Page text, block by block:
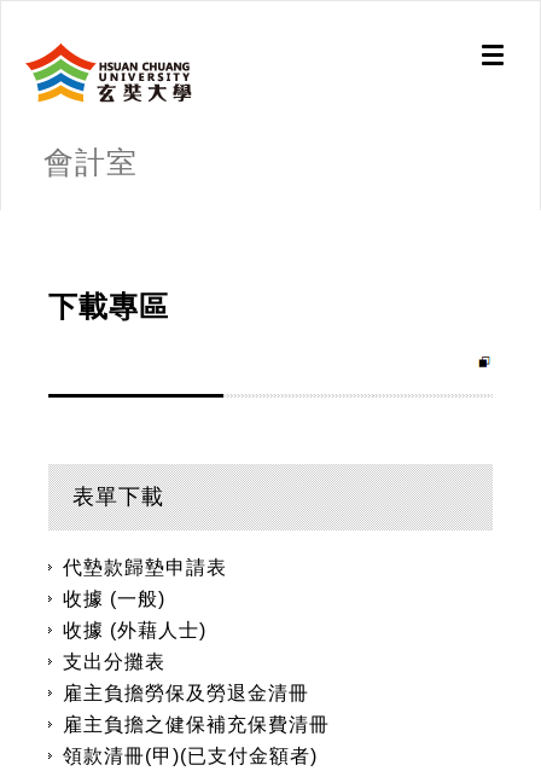
Toggle
會計室
下載專區
表單下載
代墊款歸墊申請表
收據 (一般)
收據 (外藉人士)
支出分攤表
雇主負擔勞保及勞退金清冊
雇主負擔之健保補充保費清冊
領款清冊(甲)(已支付金額者)